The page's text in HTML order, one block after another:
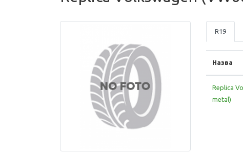
R19
Назва
Replica
metal)